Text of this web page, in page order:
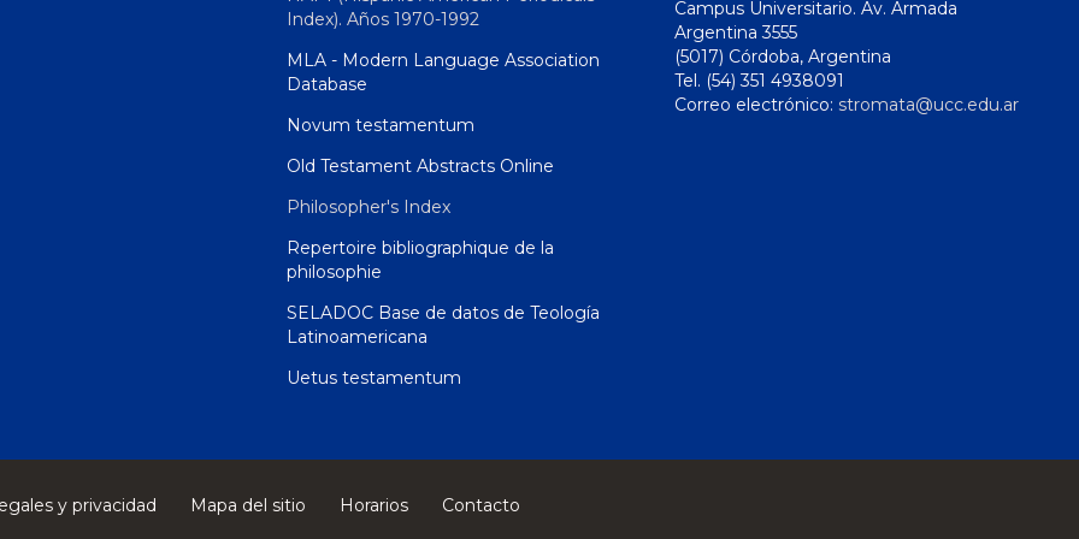
Index). Años 1970-1992
MLA - Modern Language Association
Database
Novum testamentum
Old Testament Abstracts Online
Philosopher's Index
Repertoire bibliographique de la
philosophie
SELADOC Base de datos de Teología
Latinoamericana
Uetus testamentum
Campus Universitario. Av. Armada
Argentina 3555
(5017) Córdoba, Argentina
Tel. (54) 351 4938091
Correo electrónico: stromata@ucc.edu.ar
y privacidad Mapa del sitio Horarios
Contacto